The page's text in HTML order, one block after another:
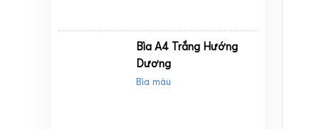
Bìa A4 Trắng Hướng
Dương
Bìa màu